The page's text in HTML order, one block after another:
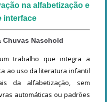
na alfabetização e
interface
Chuvas Naschold
trabalho que integra a
ao uso da literatura infantil
da alfabetização, sem
automáticas ou padrões